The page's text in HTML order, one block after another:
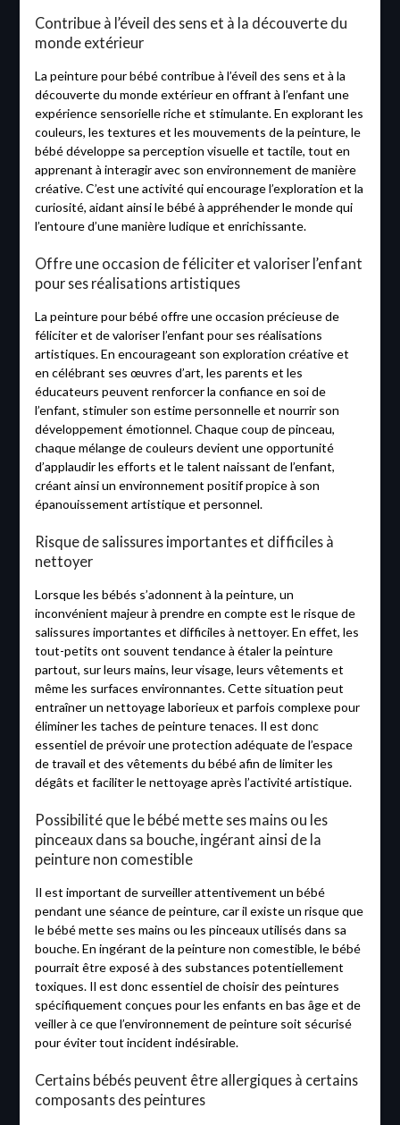
Contribue à l’éveil des sens et à la découverte du
monde extérieur
La peinture pour bébé contribue à l’éveil des sens et à la
découverte du monde extérieur en offrant à l’enfant une
expérience sensorielle riche et stimulante. En explorant les
couleurs, les textures et les mouvements de la peinture, le
bébé développe sa perception visuelle et tactile, tout en
apprenant à interagir avec son environnement de manière
créative. C’est une activité qui encourage l’exploration et la
curiosité, aidant ainsi le bébé à appréhender le monde qui
l’entoure d’une manière ludique et enrichissante.
Offre une occasion de féliciter et valoriser l’enfant
pour ses réalisations artistiques
La peinture pour bébé offre une occasion précieuse de
féliciter et de valoriser l’enfant pour ses réalisations
artistiques. En encourageant son exploration créative et
en célébrant ses œuvres d’art, les parents et les
éducateurs peuvent renforcer la confiance en soi de
l’enfant, stimuler son estime personnelle et nourrir son
développement émotionnel. Chaque coup de pinceau,
chaque mélange de couleurs devient une opportunité
d’applaudir les efforts et le talent naissant de l’enfant,
créant ainsi un environnement positif propice à son
épanouissement artistique et personnel.
Risque de salissures importantes et difficiles à
nettoyer
Lorsque les bébés s’adonnent à la peinture, un
inconvénient majeur à prendre en compte est le risque de
salissures importantes et difficiles à nettoyer. En effet, les
tout-petits ont souvent tendance à étaler la peinture
partout, sur leurs mains, leur visage, leurs vêtements et
même les surfaces environnantes. Cette situation peut
entraîner un nettoyage laborieux et parfois complexe pour
éliminer les taches de peinture tenaces. Il est donc
essentiel de prévoir une protection adéquate de l’espace
de travail et des vêtements du bébé afin de limiter les
dégâts et faciliter le nettoyage après l’activité artistique.
Possibilité que le bébé mette ses mains ou les
pinceaux dans sa bouche, ingérant ainsi de la
peinture non comestible
Il est important de surveiller attentivement un bébé
pendant une séance de peinture, car il existe un risque que
le bébé mette ses mains ou les pinceaux utilisés dans sa
bouche. En ingérant de la peinture non comestible, le bébé
pourrait être exposé à des substances potentiellement
toxiques. Il est donc essentiel de choisir des peintures
spécifiquement conçues pour les enfants en bas âge et de
veiller à ce que l’environnement de peinture soit sécurisé
pour éviter tout incident indésirable.
Certains bébés peuvent être allergiques à certains
composants des peintures